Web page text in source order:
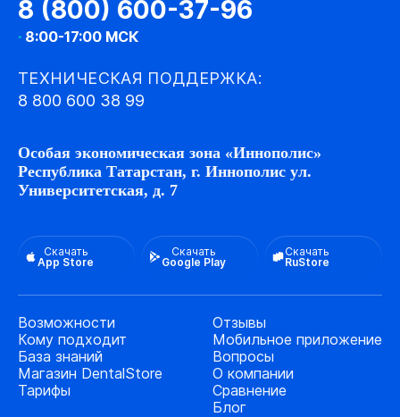
8 (800) 600-37-96
· 8:00-17:00 МСК
ТЕХНИЧЕСКАЯ ПОДДЕРЖКА:
8 800 600 38 99
Особая экономическая зона «Иннополис»
Республика Татарстан, г. Иннополис ул.
Университетская, д. 7
Скачать
App Store
Скачать
Google Play
Скачать
RuStore
Возможности
Кому подходит
База знаний
Магазин DentalStore
Тарифы
Отзывы
Мобильное приложение
Вопросы
О компании
Сравнение
Блог